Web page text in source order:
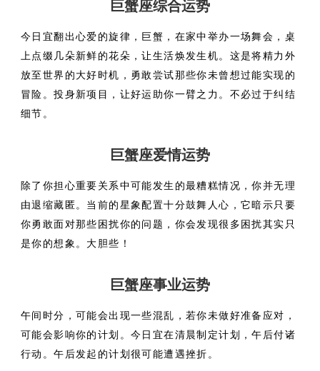
巨蟹座综合运势
今日宜翻出心爱的旋律，巨蟹，在家中举办一场舞会，桌
上点缀几朵新鲜的花朵，让生活焕发生机。这是将精力外
放至世界的大好时机，勇敢尝试那些你未曾想过能实现的
冒险。投身新项目，让好运助你一臂之力。不必过于纠结
细节。
巨蟹座爱情运势
除了你担心重要关系中可能发生的最糟糕情况，你并无理
由退缩藏匿。当前的星象配置十分鼓舞人心，它暗示只要
你勇敢面对那些困扰你的问题，你会发现很多困扰其实只
是你的想象。大胆些！
巨蟹座事业运势
午间时分，可能会出现一些混乱，若你未做好准备应对，
可能会影响你的计划。今日宜在清晨制定计划，午后付诸
行动。午后发起的计划很可能遭遇挫折。